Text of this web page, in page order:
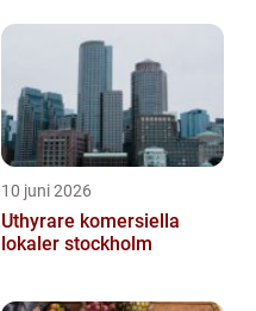
10 juni 2026
Uthyrare komersiella
lokaler stockholm